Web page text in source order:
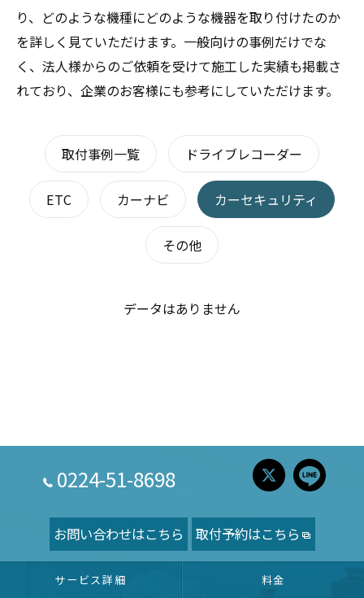
り、どのような機種にどのような機器を取り付けたのか
を詳しく見ていただけます。一般向けの事例だけでな
く、法人様からのご依頼を受けて施工した実績も掲載さ
れており、企業のお客様にも参考にしていただけます。
取付事例一覧 ドライブレコーダー
ETC カーナビ カーセキュリティ
その他
データはありません
0224-51-8698
お問い合わせはこちら 取付予約はこちら
サービス詳細 料金